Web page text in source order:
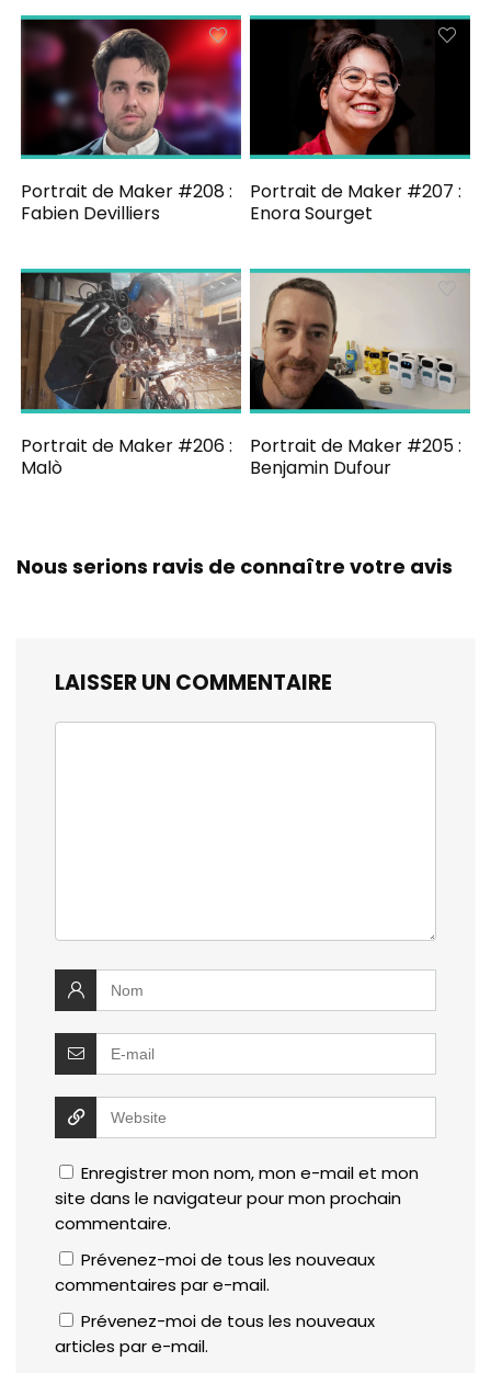
Portrait de Maker #208 :
Fabien Devilliers
Portrait de Maker #207 :
Enora Sourget
Portrait de Maker #206 :
Malò
Portrait de Maker #205 :
Benjamin Dufour
Nous serions ravis de connaître votre avis
LAISSER UN COMMENTAIRE
Enregistrer mon nom, mon e-mail et mon
site dans le navigateur pour mon prochain
commentaire.
Prévenez-moi de tous les nouveaux
commentaires par e-mail.
Prévenez-moi de tous les nouveaux
articles par e-mail.